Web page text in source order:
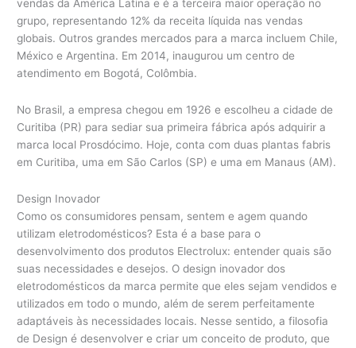
vendas da América Latina e é a terceira maior operação no
grupo, representando 12% da receita líquida nas vendas
globais. Outros grandes mercados para a marca incluem Chile,
México e Argentina. Em 2014, inaugurou um centro de
atendimento em Bogotá, Colômbia.
No Brasil, a empresa chegou em 1926 e escolheu a cidade de
Curitiba (PR) para sediar sua primeira fábrica após adquirir a
marca local Prosdócimo. Hoje, conta com duas plantas fabris
em Curitiba, uma em São Carlos (SP) e uma em Manaus (AM).
Design Inovador
Como os consumidores pensam, sentem e agem quando
utilizam eletrodomésticos? Esta é a base para o
desenvolvimento dos produtos Electrolux: entender quais são
suas necessidades e desejos. O design inovador dos
eletrodomésticos da marca permite que eles sejam vendidos e
utilizados em todo o mundo, além de serem perfeitamente
adaptáveis às necessidades locais. Nesse sentido, a filosofia
de Design é desenvolver e criar um conceito de produto, que